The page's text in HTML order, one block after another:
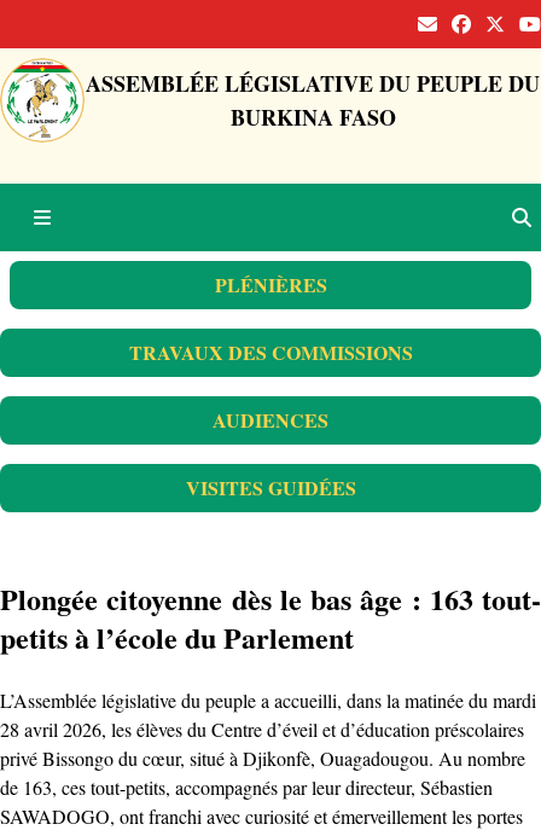
ASSEMBLÉE LÉGISLATIVE DU PEUPLE DU
BURKINA FASO
PLÉNIÈRES
TRAVAUX DES COMMISSIONS
AUDIENCES
VISITES GUIDÉES
Plongée citoyenne dès le bas âge : 163 tout-
petits à l’école du Parlement
L’Assemblée législative du peuple a accueilli, dans la matinée du mardi
28 avril 2026, les élèves du Centre d’éveil et d’éducation préscolaires
privé Bissongo du cœur, situé à Djikonfè, Ouagadougou. Au nombre
de 163, ces tout-petits, accompagnés par leur directeur, Sébastien
SAWADOGO, ont franchi avec curiosité et émerveillement les portes